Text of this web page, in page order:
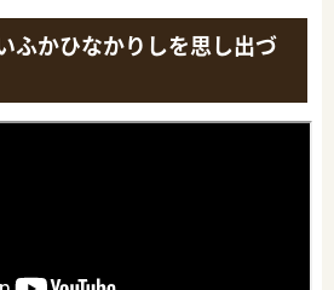
ふかひなかりしを思し出づ